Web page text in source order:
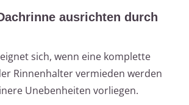
ausrichten durch
sich, wenn eine komplette
Rinnenhalter vermieden werden
Unebenheiten vorliegen.